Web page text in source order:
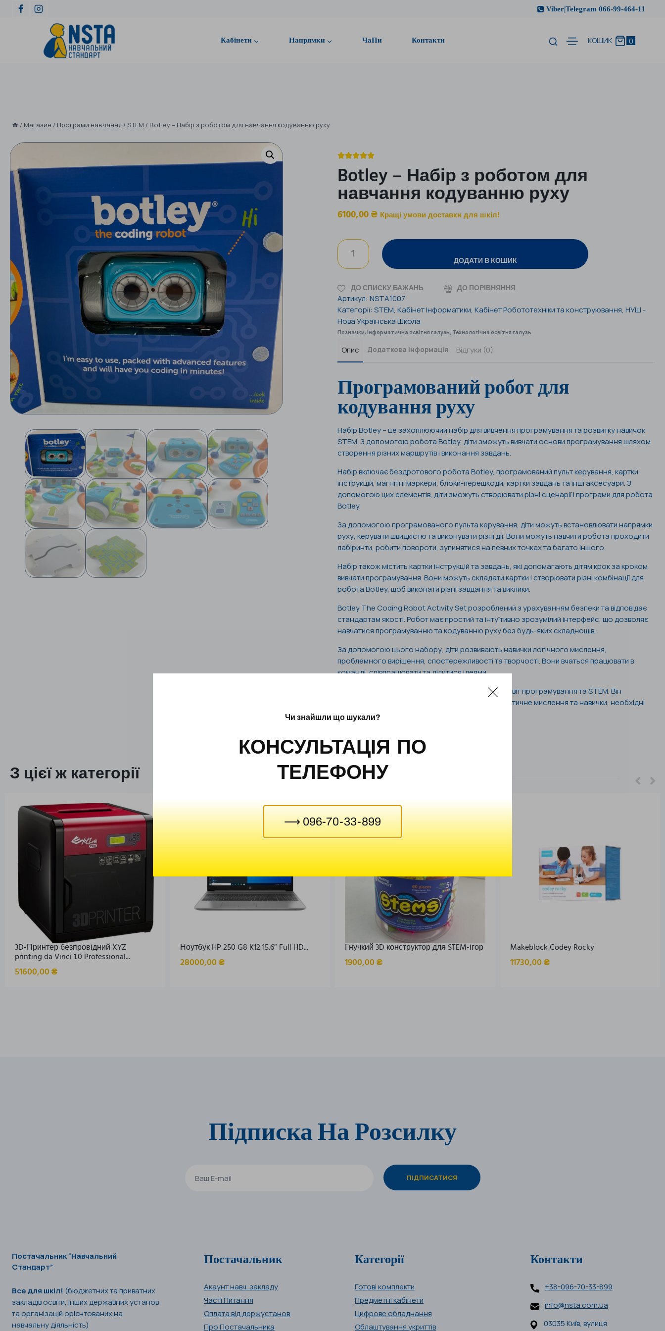
Viber|Telegram 066-99-464-11
Кабінети Напрямки ЧаПи Контакти КОШИК 0
/ Магазин / Програми навчання / STEM / Botley – Набір з роботом для навчання кодуванню руху

Botley – Набір з роботом для
навчання кодуванню руху
6100,00₴ Кращі умови доставки для шкіл!
ДОДАТИ В КОШИК
ДО СПИСКУ БАЖАНЬ ДО ПОРІВНЯННЯ
Артикул: NSTA1007
Категорії: STEM, Кабінет Інформатики, Кабінет Робототехніки та конструювання, НУШ -
Нова Українська Школа
Позначки: Інформатична освітня галузь Технологічна освітня галузь
Опис Додаткова інформація Відгуки (0)
Програмований робот для
кодування руху
Набір Botley – це захоплюючий набір для вивчення програмування та розвитку навичок
STEM. З допомогою робота Botley, діти зможуть вивчати основи програмування шляхом
створення різних маршрутів і виконання завдань.
Набір включає бездротового робота Botley, програмований пульт керування, картки
інструкцій, магнітні маркери, блоки-перешкоди, картки завдань та інші аксесуари. З
допомогою цих елементів, діти зможуть створювати різні сценарії і програми для робота
Botley.
За допомогою програмованого пульта керування, діти можуть встановлювати напрямки
руху, керувати швидкістю та виконувати різні дії. Вони можуть навчити робота проходити
лабіринти, робити повороти, зупинятися на певних точках та багато іншого.
Набір також містить картки інструкцій та завдань, які допомагають дітям крок за кроком
вивчати програмування. Вони можуть складати картки і створювати різні комбінації для
робота Botley, щоб виконати різні завдання та виклики.
Botley The Coding Robot Activity Set розроблений з урахуванням безпеки та відповідає
стандартам якості. Робот має простий та інтуїтивно зрозумілий інтерфейс, що дозволяє
навчатися програмуванню та кодуванню руху без будь-яких складнощів.
За допомогою цього набору, діти розвивають навички логічного мислення,
проблемного вирішення, спостережливості та творчості. Вони вчаться працювати в
команді, співпрацювати та ділитися ідеями.
Botley – це ідеальний набір для введення дітей у світ програмування та STEM. Він
стимулює їх цікавість до технологій, розвиває критичне мислення та навички, необхідні
для майбутнього успіху.
З цієї ж категорії
3D-Принтер безпровідний XYZ
printing da Vinci 1.0 Professional...
51600,00₴
Ноутбук HP 250 G8 K12 15.6″ Full HD...
28000,00₴
Гнучкий 3D конструктор для STEM-ігор
1900,00₴
Makeblock Codey Rocky
11730,00₴
Підписка На Розсилку
Постачальник “Навчальний
Стандарт”
Все для шкіл! (бюджетних та приватних
закладів освіти, інших державних установ
та організацій орієнтованих на
навчальну діяльність)
Постачальник
Акаунт навч. закладу
Часті Питання
Оплата від держустанов
Про Постачальника
Категорії
Готові комплекти
Предметні кабінети
Цифрове обладнання
Облаштування укриттів
Контакти
+38-096-70-33-899
info@nsta.com.ua
03035 Київ, вулиця
Чи знайшли що шукали?
КОНСУЛЬТАЦІЯ ПО
ТЕЛЕФОНУ
⟶ 096-70-33-899